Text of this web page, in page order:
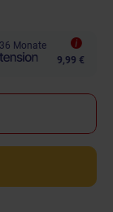
Monate
9,99 €